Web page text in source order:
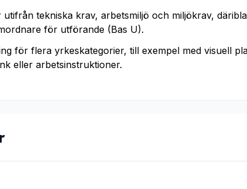
tekniska krav, arbetsmiljö och miljökrav,
för utförande (Bas U).
för flera yrkeskategorier, till exempel med visuell
eller arbetsinstruktioner.